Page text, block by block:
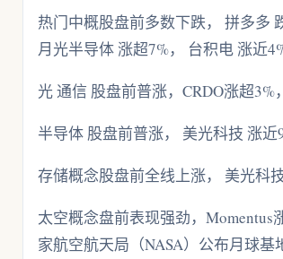
热门中概股盘前多数下跌， 拼多多
月光半导体 涨超7%， 台积电 涨近
光 通信 股盘前普涨，CRDO涨超3%
半导体 股盘前普涨， 美光科技 涨近
存储概念股盘前全线上涨， 美光科
太空概念盘前表现强劲，Momentus
家航空航天局（NASA）公布月球